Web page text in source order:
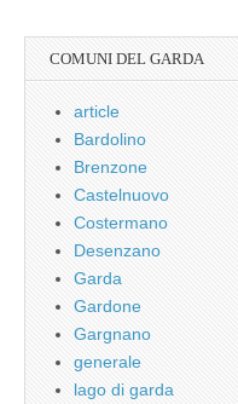
COMUNI DEL GARDA
article
Bardolino
Brenzone
Castelnuovo
Costermano
Desenzano
Garda
Gardone
Gargnano
generale
lago di garda